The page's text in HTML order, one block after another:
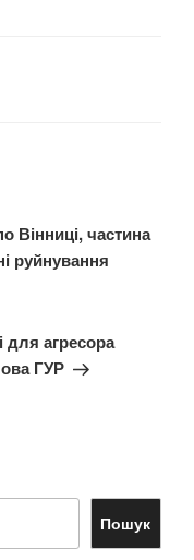
Вінниці, частина
руйнування
для агресора
ГУР
Пошук